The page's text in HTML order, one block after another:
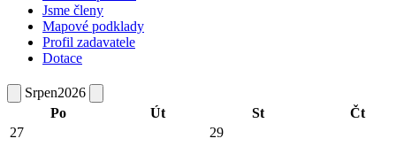
Jsme členy
Mapové podklady
Profil zadavatele
Dotace
Srpen2026
Po
Út St
Čt
27
29